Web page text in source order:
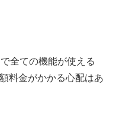
全ての機能が使える
料金がかかる心配はあ